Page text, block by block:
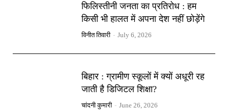
फिलिस्तीनी जनता का प्रतिरोध : हम
किसी भी हालत में अपना देश नहीं छोड़ेंगे
विनीत तिवारी - July 6, 2026
बिहार : ग्रामीण स्कूलों में क्यों अधूरी रह
जाती है डिजिटल शिक्षा?
चांदनी कुमारी - June 26, 2026